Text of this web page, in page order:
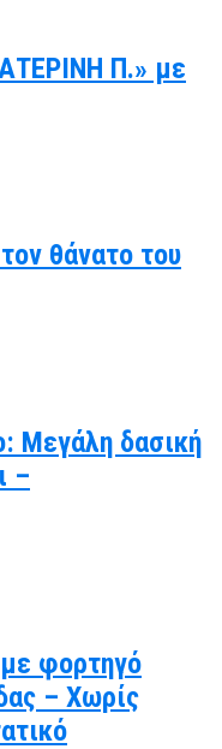
Π.» με
θάνατο του
Μεγάλη δασική
–
φορτηγό
– Χωρίς